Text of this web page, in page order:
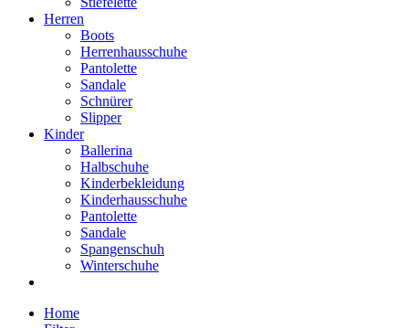
Herren
Boots
Herrenhausschuhe
Pantolette
Sandale
Schnürer
Slipper
Kinder
Ballerina
Halbschuhe
Kinderbekleidung
Kinderhausschuhe
Pantolette
Sandale
Spangenschuh
Winterschuhe
Home